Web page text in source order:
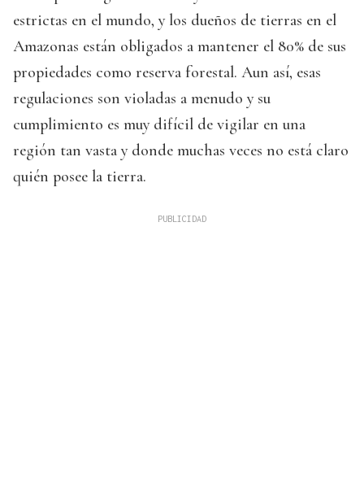
estrictas en el mundo, y los dueños de tierras en el
Amazonas están obligados a mantener el 80% de sus
propiedades como reserva forestal. Aun así, esas
regulaciones son violadas a menudo y su
cumplimiento es muy difícil de vigilar en una
región tan vasta y donde muchas veces no está claro
quién posee la tierra.